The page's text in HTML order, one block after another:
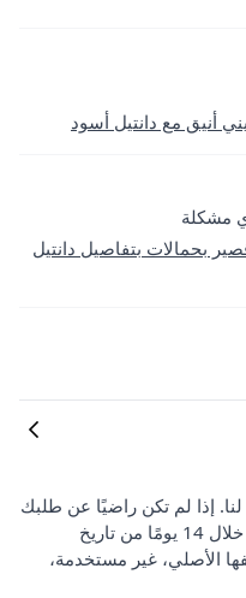
أنيق مع دانتيل أسود
مشكلة
بحمالات بتفاصيل دانتيل
لنا. إذا لم تكن راضيًا عن طلبك
لأي سبب كان، يمكنك إرجاع منتجاتك خلال 14 يومًا من تاريخ
الأصلي، غير مستخدمة،